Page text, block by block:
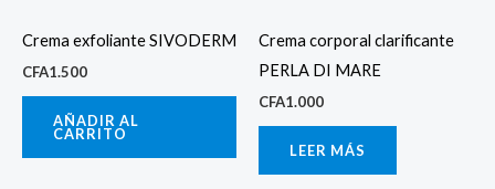
Crema exfoliante SIVODERM
CFA1.500
AÑADIR AL
CARRITO
Crema corporal clarificante
PERLA DI MARE
CFA1.000
LEER MÁS